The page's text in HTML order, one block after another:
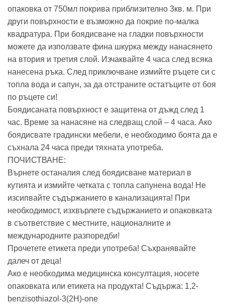
опаковка от 750мл покрива приблизително 3кв. м. При
други повърхности е възможно да покрие по-малка
квадратура. При боядисване на гладки повърхности
можете да използвате фина шкурка между нанасянето
на втория и третия слой. Изчаквайте 4 часа след всяка
нанесена ръка. След приключване измийте ръцете си с
топла вода и сапун, за да отстраните остатъците от боя
по ръцете си!
Боядисаната повърхност е защитена от дъжд след 1
час. Време за нанасяне на следващ слой – 4 часа. Ако
боядисвате градински мебели, е необходимо боята да е
съхнала 24 часа преди тяхната употреба.
ПОЧИСТВАНЕ:
Върнете останалия след боядисване материал в
кутията и измийте четката с топла сапунена вода! Не
изсипвайте съдържанието в канализацията! При
необходимост, изхвърлете съдържанието и опаковката
в съответствие с местните, националните и
международните разпоредби!
Прочетете етикета преди употреба! Съхранявайте
далеч от деца!
Ако е необходима медицинска консултация, носете
опаковката или етикета на продукта! Съдържа: 1,2-
benzisothiazol-3(2H)-one